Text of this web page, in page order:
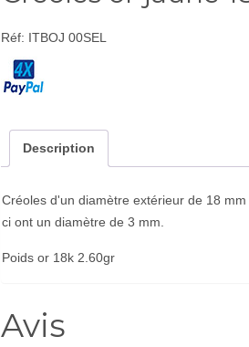
Réf: ITBOJ 00SEL
Description
Créoles d'un diamètre extérieur de 18
ci ont un diamètre de 3 mm.
Poids or 18k 2.60gr
Avis